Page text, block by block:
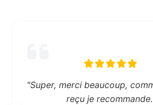
"Super, merci beaucoup,
reçu je